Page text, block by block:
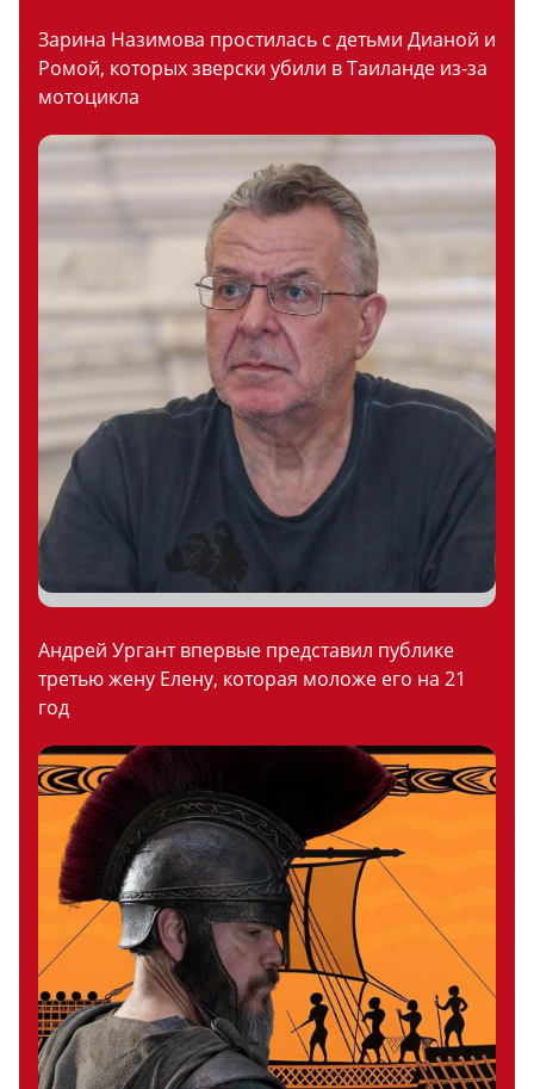
Зарина Назимова простилась с детьми Дианой и
Ромой, которых зверски убили в Таиланде из-за
мотоцикла
Андрей Ургант впервые представил публике
третью жену Елену, которая моложе его на 21
год